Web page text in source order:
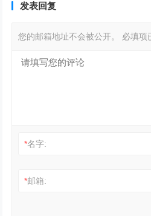
发表回复
您的邮箱地址不会被公开。 必填
*名字:
*邮箱: